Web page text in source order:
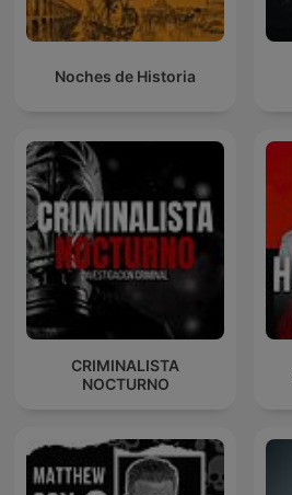
Noches de Historia
CRIMINALISTA
NOCTURNO